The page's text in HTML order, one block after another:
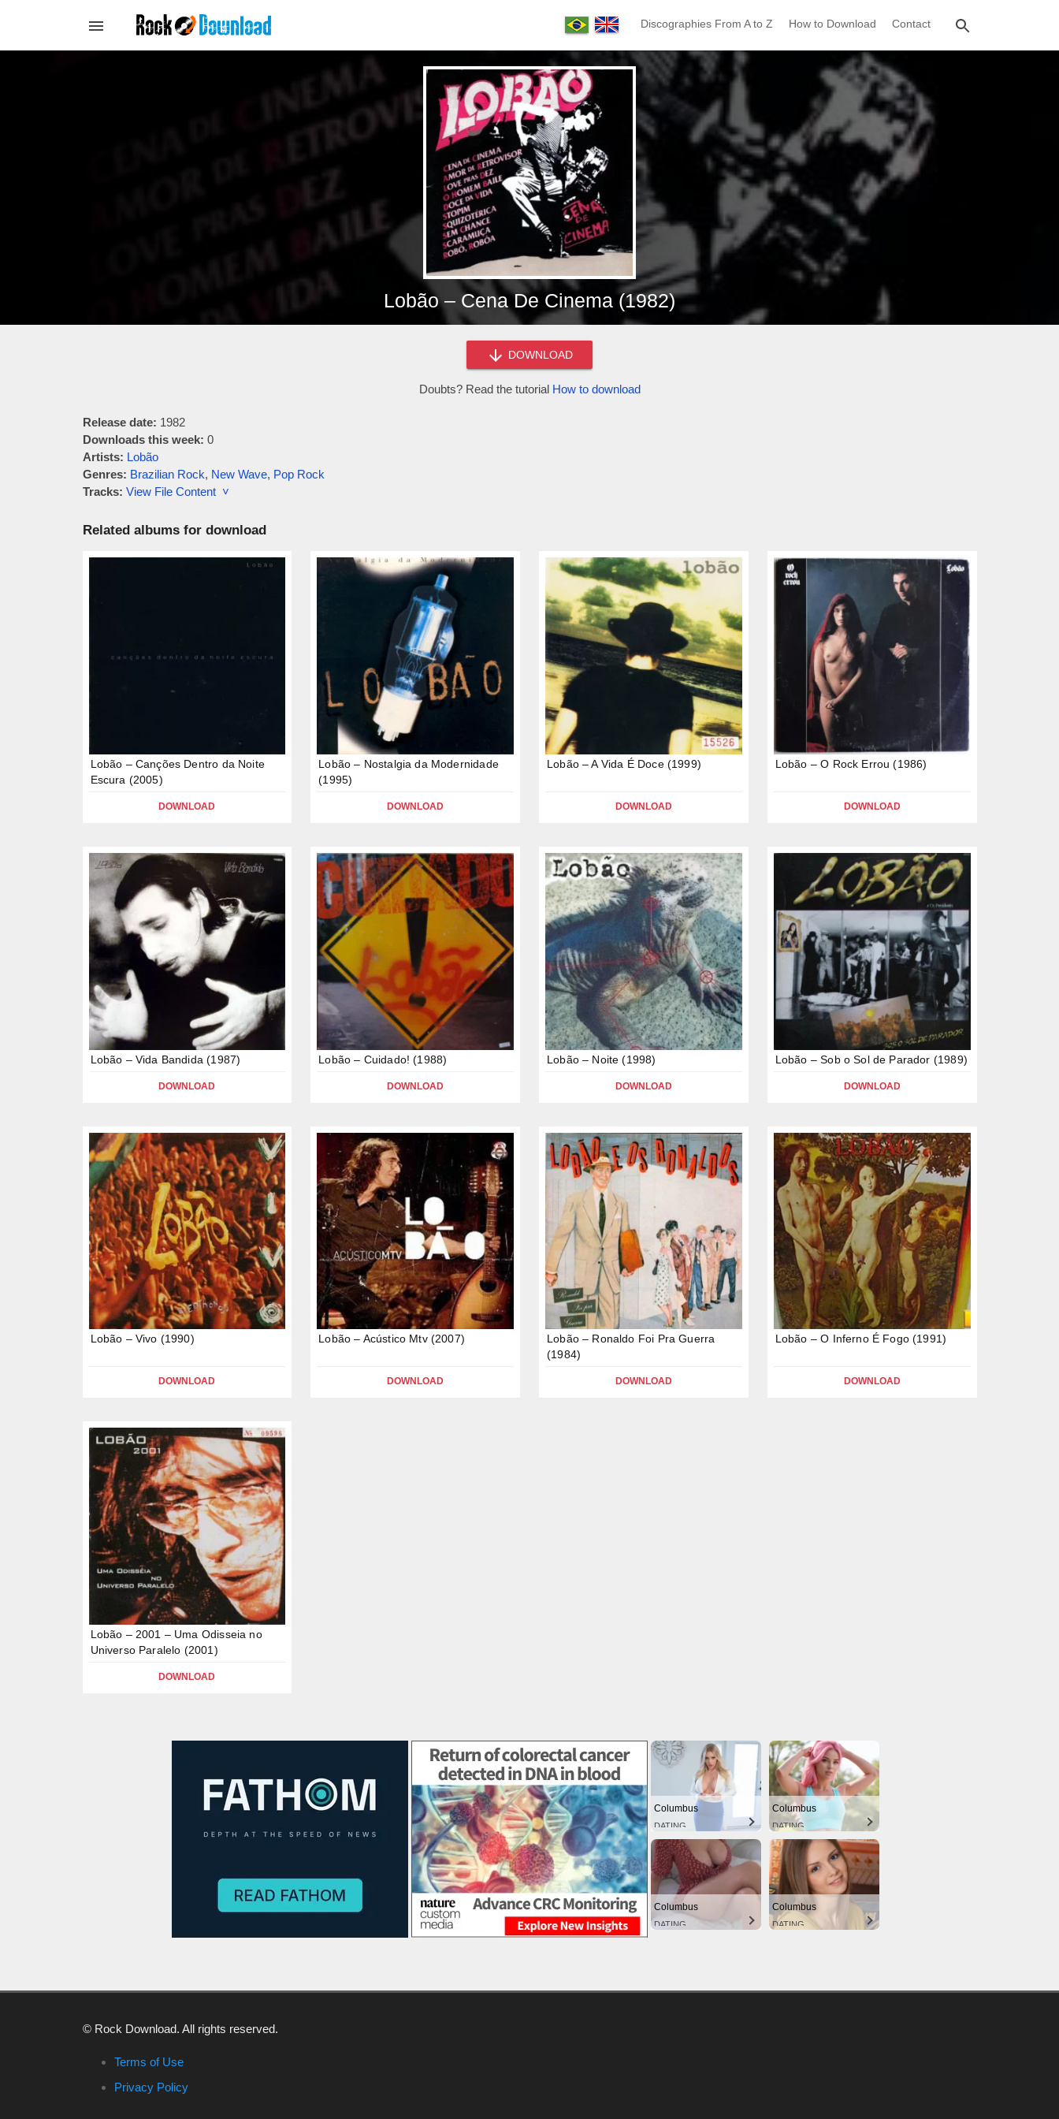
Discographies From A to Z How to Download Contact
Lobão – Cena De Cinema (1982)
DOWNLOAD
Doubts? Read the tutorial How to download
Release date: 1982
Downloads this week: 0
Artists: Lobão
Genres: Brazilian Rock, New Wave, Pop Rock
Tracks: View File Content ˅
Related albums for download
Lobão – Canções Dentro da Noite
Escura (2005)
DOWNLOAD
Lobão – Nostalgia da Modernidade
(1995)
DOWNLOAD
Lobão – A Vida É Doce (1999)
DOWNLOAD
Lobão – O Rock Errou (1986)
DOWNLOAD
Lobão – Vida Bandida (1987)
DOWNLOAD
Lobão – Cuidado! (1988)
DOWNLOAD
Lobão – Noite (1998)
DOWNLOAD
Lobão – Sob o Sol de Parador (1989)
DOWNLOAD
Lobão – Vivo (1990)
DOWNLOAD
Lobão – Acústico Mtv (2007)
DOWNLOAD
Lobão – Ronaldo Foi Pra Guerra
(1984)
DOWNLOAD
Lobão – O Inferno É Fogo (1991)
DOWNLOAD
Lobão – 2001 – Uma Odisseia no
Universo Paralelo (2001)
DOWNLOAD
Columbus
DATING
Columbus
DATING
Columbus
DATING
Columbus
DATING
© Rock Download. All rights reserved.
Terms of Use
Privacy Policy